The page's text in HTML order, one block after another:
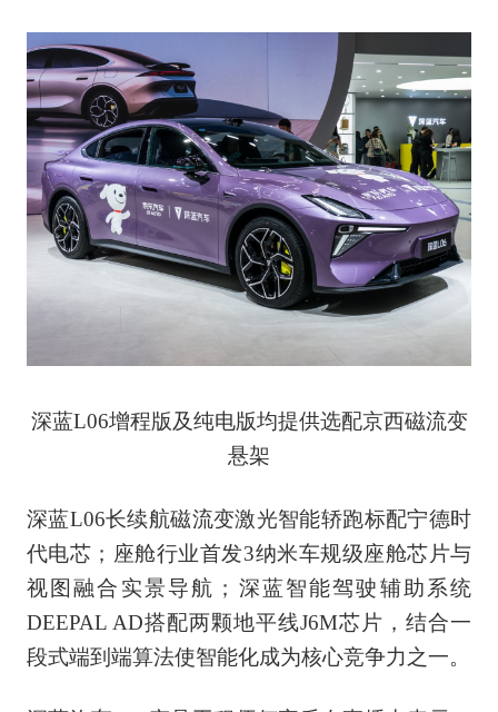
深蓝L06增程版及纯电版均提供选配京西磁流变
悬架
深蓝L06长续航磁流变激光智能轿跑标配宁德时
代电芯；座舱行业首发3纳米车规级座舱芯片与
视图融合实景导航；深蓝智能驾驶辅助系统
DEEPAL AD搭配两颗地平线J6M芯片，结合一
段式端到端算法使智能化成为核心竞争力之一。